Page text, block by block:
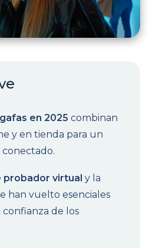
en 2025 combinan
y en tienda para un
probador virtual y la
han vuelto esenciales
de los